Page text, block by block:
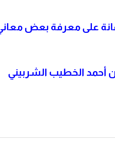
على معرفة بعض معاني
الخطيب الشربيني